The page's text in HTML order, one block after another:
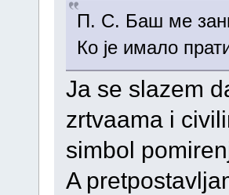
П. С. Баш ме
Ко је имало
Ja se slazem
zrtvaama i
simbol
A